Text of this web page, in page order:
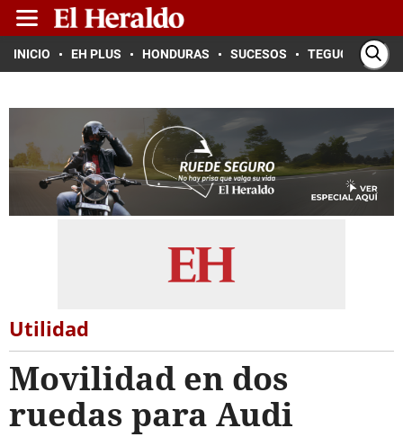
INICIO EH PLUS HONDURAS SUCESOS TEGUCIGALPA
Utilidad
Movilidad en dos
ruedas para Audi